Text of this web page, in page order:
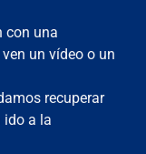
con una
un vídeo o un
recuperar
ido a la